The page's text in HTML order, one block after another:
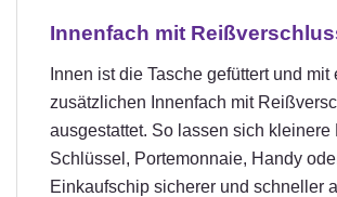
Innenfach mit
Innen ist die Tasche gefüttert und mit
zusätzlichen Innenfach mit
ausgestattet. So lassen sich kleinere
Schlüssel, Portemonnaie, Handy
Einkaufschip sicherer und schneller